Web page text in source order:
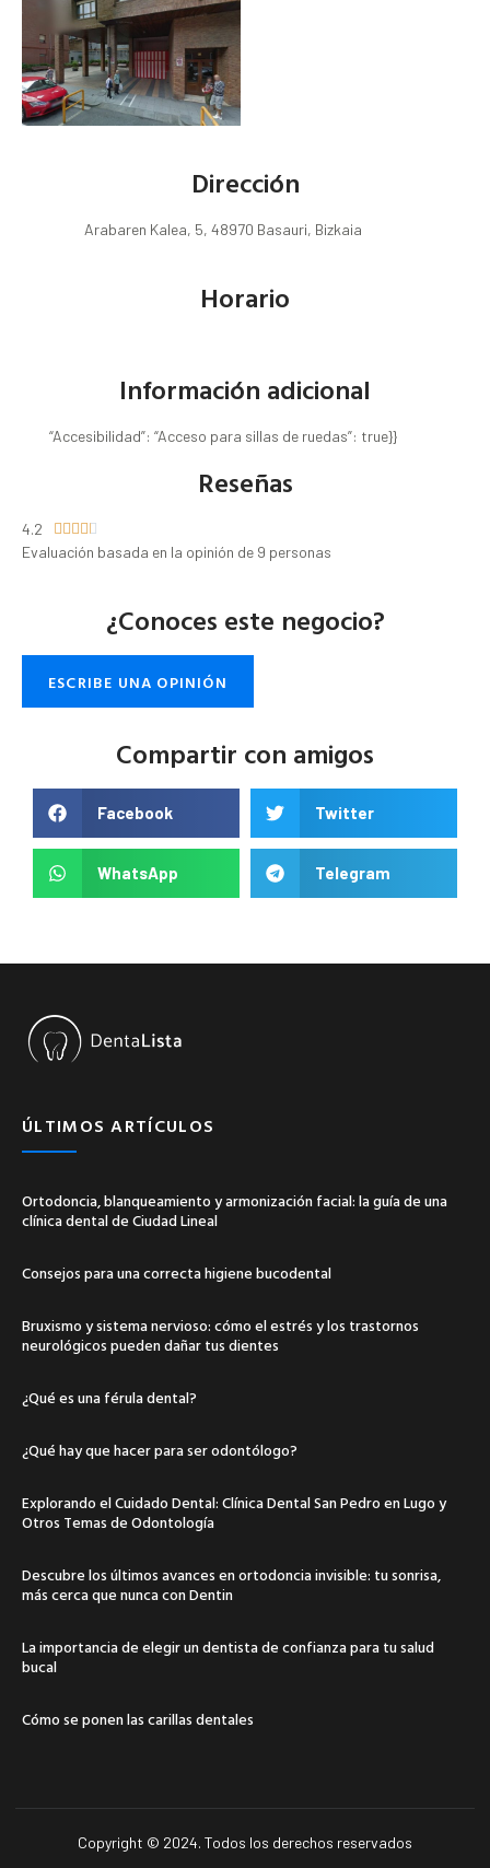
Dirección
Arabaren Kalea, 5, 48970 Basauri, Bizkaia
Horario
Información adicional
“Accesibilidad”: “Acceso para sillas de ruedas”: true}}
Reseñas
4.2     
Evaluación basada en la opinión de 9 personas
¿Conoces este negocio?
ESCRIBE UNA OPINIÓN
Compartir con amigos
Facebook Twitter
WhatsApp Telegram
ÚLTIMOS ARTÍCULOS
Ortodoncia, blanqueamiento y armonización facial: la guía de una
clínica dental de Ciudad Lineal
Consejos para una correcta higiene bucodental
Bruxismo y sistema nervioso: cómo el estrés y los trastornos
neurológicos pueden dañar tus dientes
¿Qué es una férula dental?
¿Qué hay que hacer para ser odontólogo?
Explorando el Cuidado Dental: Clínica Dental San Pedro en Lugo y
Otros Temas de Odontología
Descubre los últimos avances en ortodoncia invisible: tu sonrisa,
más cerca que nunca con Dentin
La importancia de elegir un dentista de confianza para tu salud
bucal
Cómo se ponen las carillas dentales
Copyright © 2024. Todos los derechos reservados